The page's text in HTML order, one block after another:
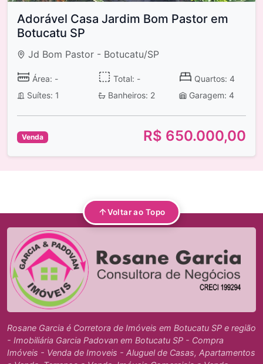
Adorável Casa Jardim Bom Pastor em
Botucatu SP
Jd Bom Pastor - Botucatu/SP
Área: - Total: -
Quartos: 4
Suítes: 1
Banheiros: 2 Garagem: 4
Venda R$ 650.000,00
Voltar ao Topo
Rosane Garcia é Corretora de Imóveis em Botucatu SP e região
- Imobiliária Garcia Padovan em Botucatu SP - Compra
Imóveis - Venda de Imoveis - Aluguel de Casas, Apartamentos